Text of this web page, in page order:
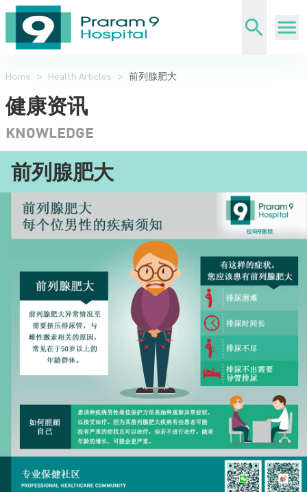
Home > Health Articles > 前列腺肥大
健康资讯
KNOWLEDGE
前列腺肥大